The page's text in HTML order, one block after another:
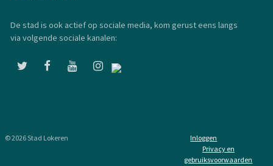
De stad is ook actief op sociale media, kom gerust eens langs
via volgende sociale kanalen:
© 2026 Stad Lokeren
Inloggen
Privacy en
gebruiksvoorwaarden